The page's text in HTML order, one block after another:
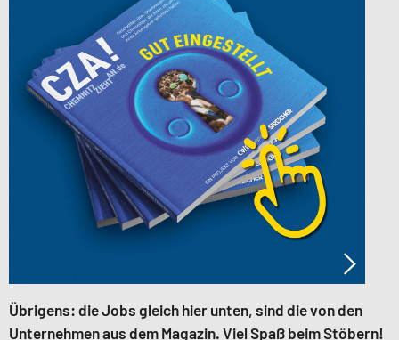
Übrigens: die Jobs gleich hier unten, sind die von den
Unternehmen aus dem Magazin. Viel Spaß beim Stöbern!